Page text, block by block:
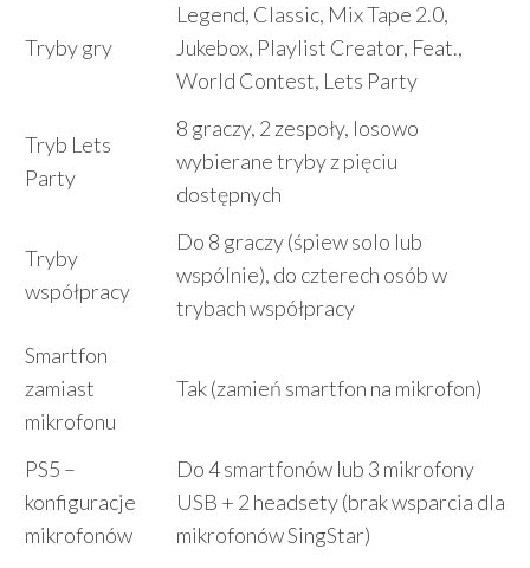
Tryby gry
Legend, Classic, Mix Tape 2.0,
Jukebox, Playlist Creator, Feat.,
World Contest, Lets Party
Tryb Lets
Party
8 graczy, 2 zespoły, losowo
wybierane tryby z pięciu
dostępnych
Tryby
współpracy
Do 8 graczy (śpiew solo lub
wspólnie), do czterech osób w
trybach współpracy
Smartfon
zamiast
mikrofonu
Tak (zamień smartfon na mikrofon)
PS5 –
konfiguracje
mikrofonów
Do 4 smartfonów lub 3 mikrofony
USB + 2 headsety (brak wsparcia dla
mikrofonów SingStar)